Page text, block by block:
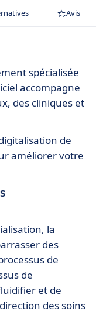
Avis
spécialisée
accompagne
des cliniques et
de
améliorer votre
la
des
de
de
et de
des soins